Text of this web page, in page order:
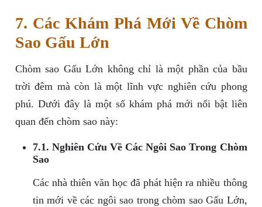
7. Các Khám Phá Mới Về Chòm
Sao Gấu Lớn
Chòm sao Gấu Lớn không chỉ là một phần của bầu
trời đêm mà còn là một lĩnh vực nghiên cứu phong
phú. Dưới đây là một số khám phá mới nổi bật liên
quan đến chòm sao này:
7.1. Nghiên Cứu Về Các Ngôi Sao Trong Chòm
Sao
Các nhà thiên văn học đã phát hiện ra nhiều thông
tin mới về các ngôi sao trong chòm sao Gấu Lớn,